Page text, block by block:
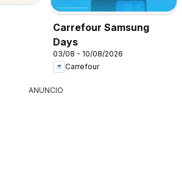
Carrefour Samsung
Days
03/08 - 10/08/2026
Carrefour
ANUNCIO